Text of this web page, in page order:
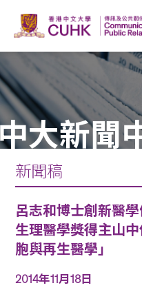
大新聞
新聞稿
呂志和博士創新醫
生理醫學獎得主山
胞與再生醫學」
2014年11月18日